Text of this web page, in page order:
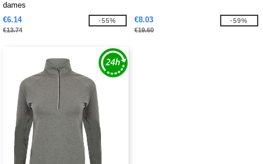
dames
€6.14
€13.74
-55% €8.03
€19.60
-59%